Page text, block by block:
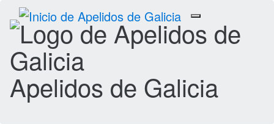
Toggle
navigation
Apelidos de Galicia